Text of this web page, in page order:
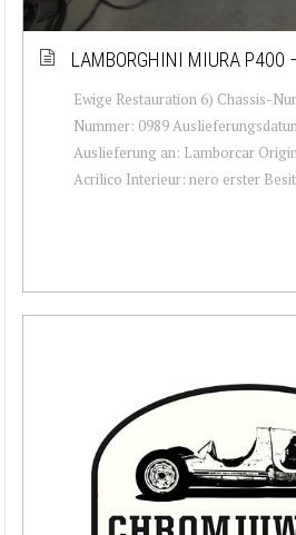
LAMBORGHINI MIURA P400
Ewige Restauration 6) Chassis-
Nummer: 0989
Auslieferung an: Lamborcar
Acrilico Interieur: nero erster